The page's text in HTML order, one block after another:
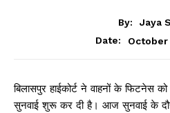
By:
Jaya
Date:
बिलासपुर हाईकोर्ट ने वाहनों के फिटनेस
सुनवाई शुरू कर दी है। आज सुनवाई के